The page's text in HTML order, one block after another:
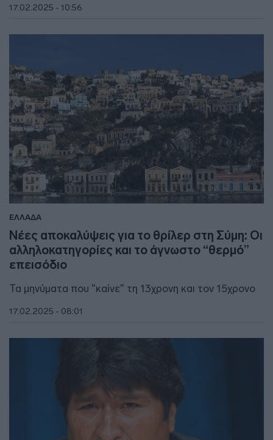
17.02.2025 - 10:56
ΕΛΛΑΔΑ
Νέες αποκαλύψεις για το θρίλερ στη Σύμη: Οι
αλληλοκατηγορίες και το άγνωστο “θερμό”
επεισόδιο
Τα μηνύματα που "καίνε" τη 13χρονη και τον 15χρονο
17.02.2025 - 08:01